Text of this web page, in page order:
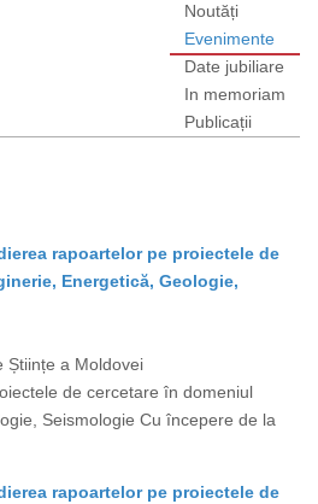
Noutăți
Evenimente
Date jubiliare
In memoriam
Publicații
rapoartelor pe proiectele de
Energetică, Geologie,
Științe a Moldovei
de cercetare în domeniul
Seismologie Cu începere de la
rapoartelor pe proiectele de